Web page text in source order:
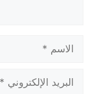
الإلكتروني